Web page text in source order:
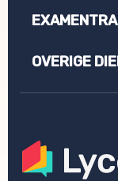
OVERIGE